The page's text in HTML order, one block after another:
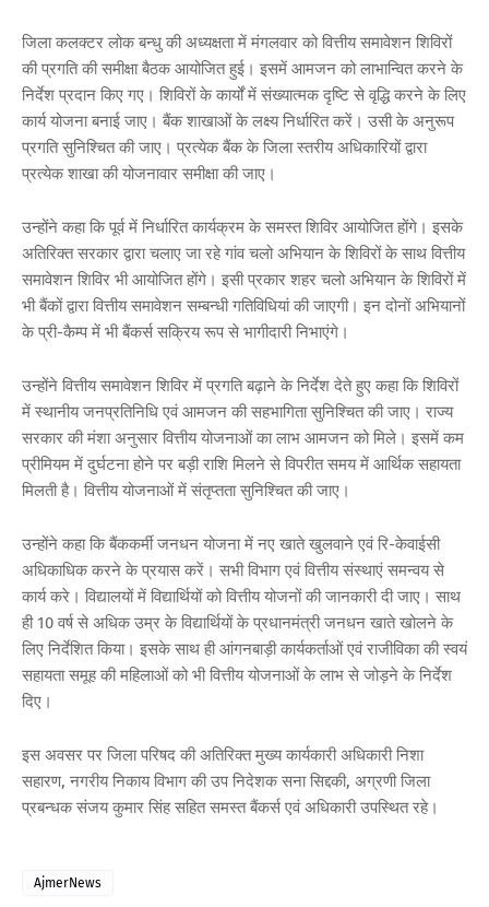
जिला कलक्टर लोक बन्धु की अध्यक्षता में मंगलवार को वित्तीय समावेशन शिविरों
की प्रगति की समीक्षा बैठक आयोजित हुई। इसमें आमजन को लाभान्वित करने के
निर्देश प्रदान किए गए। शिविरों के कार्यों में संख्यात्मक दृष्टि से वृद्धि करने के लिए
कार्य योजना बनाई जाए। बैंक शाखाओं के लक्ष्य निर्धारित करें। उसी के अनुरूप
प्रगति सुनिश्चित की जाए। प्रत्येक बैंक के जिला स्तरीय अधिकारियों द्वारा
प्रत्येक शाखा की योजनावार समीक्षा की जाए।
उन्होंने कहा कि पूर्व में निर्धारित कार्यक्रम के समस्त शिविर आयोजित होंगे। इसके
अतिरिक्त सरकार द्वारा चलाए जा रहे गांव चलो अभियान के शिविरों के साथ वित्तीय
समावेशन शिविर भी आयोजित होंगे। इसी प्रकार शहर चलो अभियान के शिविरों में
भी बैंकों द्वारा वित्तीय समावेशन सम्बन्धी गतिविधियां की जाएगी। इन दोनों अभियानों
के प्री-कैम्प में भी बैंकर्स सक्रिय रूप से भागीदारी निभाएंगे।
उन्होंने वित्तीय समावेशन शिविर में प्रगति बढ़ाने के निर्देश देते हुए कहा कि शिविरों
में स्थानीय जनप्रतिनिधि एवं आमजन की सहभागिता सुनिश्चित की जाए। राज्य
सरकार की मंशा अनुसार वित्तीय योजनाओं का लाभ आमजन को मिले। इसमें कम
प्रीमियम में दुर्घटना होने पर बड़ी राशि मिलने से विपरीत समय में आर्थिक सहायता
मिलती है। वित्तीय योजनाओं में संतृप्तता सुनिश्चित की जाए।
उन्होंने कहा कि बैंककर्मी जनधन योजना में नए खाते खुलवाने एवं रि-केवाईसी
अधिकाधिक करने के प्रयास करें। सभी विभाग एवं वित्तीय संस्थाएं समन्वय से
कार्य करे। विद्यालयों में विद्यार्थियों को वित्तीय योजनों की जानकारी दी जाए। साथ
ही 10 वर्ष से अधिक उम्र के विद्यार्थियों के प्रधानमंत्री जनधन खाते खोलने के
लिए निर्देशित किया। इसके साथ ही आंगनबाड़ी कार्यकर्ताओं एवं राजीविका की स्वयं
सहायता समूह की महिलाओं को भी वित्तीय योजनाओं के लाभ से जोड़ने के निर्देश
दिए।
इस अवसर पर जिला परिषद की अतिरिक्त मुख्य कार्यकारी अधिकारी निशा
सहारण, नगरीय निकाय विभाग की उप निदेशक सना सिद्दकी, अग्रणी जिला
प्रबन्धक संजय कुमार सिंह सहित समस्त बैंकर्स एवं अधिकारी उपस्थित रहे।
AjmerNews